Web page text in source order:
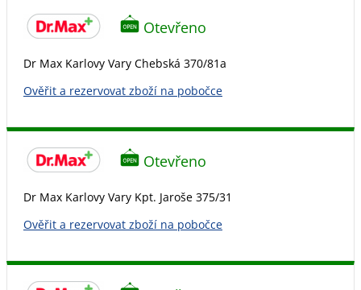
Otevřeno
Dr Max Karlovy Vary Chebská 370/81a
Ověřit a rezervovat zboží na pobočce
Otevřeno
Dr Max Karlovy Vary Kpt. Jaroše 375/31
Ověřit a rezervovat zboží na pobočce